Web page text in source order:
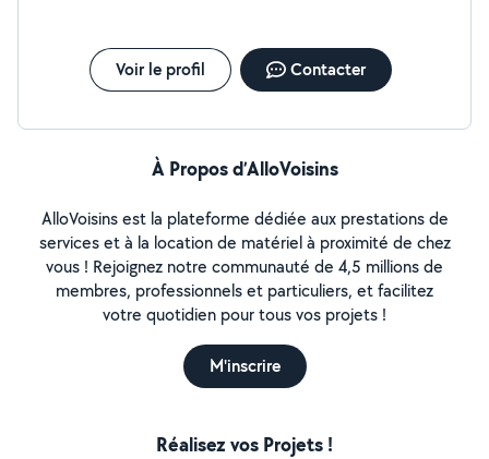
Voir le profil Contacter
À Propos d’AlloVoisins
AlloVoisins est la plateforme dédiée aux prestations de
services et à la location de matériel à proximité de chez
vous ! Rejoignez notre communauté de 4,5 millions de
membres, professionnels et particuliers, et facilitez
votre quotidien pour tous vos projets !
M'inscrire
Réalisez vos Projets !